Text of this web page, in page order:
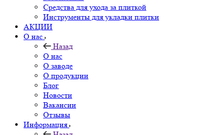
Средства для ухода за плиткой
Инструменты для укладки плитки
АКЦИИ
О нас
Назад
О нас
О заводе
О продукции
Блог
Новости
Вакансии
Отзывы
Информация